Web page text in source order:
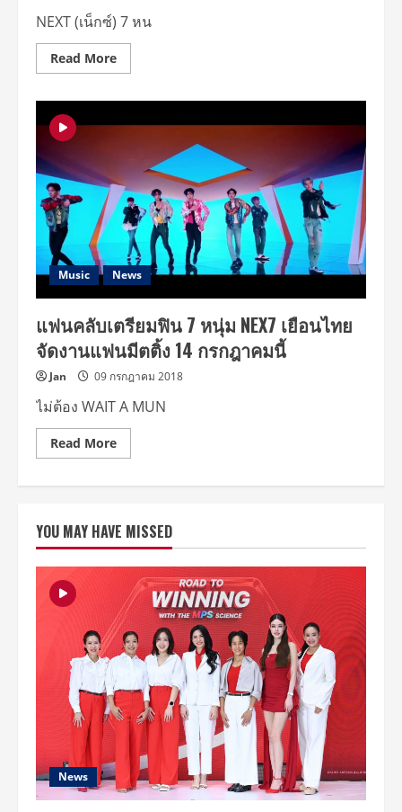
NEXT (เน็กซ์) 7 หน
Read MoreRead
more
[Live]
จัด
คอนเสิร์ต
ทัวร์
เต็ม
รูป
แบบ
NEXT
TO
You
World
Tour
Bangkok
เสาร์
ที่
23
มีนาคม
นี้
Music News
แฟนคลับเตรียมฟิน 7 หนุ่ม NEX7 เยือนไทย
จัดงานแฟนมีตติ้ง 14 กรกฎาคมนี้
Jan 09 กรกฎาคม 2018
ไม่ต้อง WAIT A MUN
Read MoreRead
more
ยม
ฟิน
7
หนุ่ม
NEX7
เยือน
ไทย
จัด
งาน
แฟน
มี
ติ้ง
14
กรกฎาคม
นี้
YOU MAY HAVE MISSED
News